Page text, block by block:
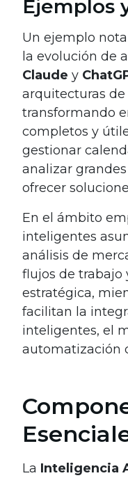
Ejemplos
Un ejemplo
la evolución de
Claude y
arquitecturas de
transformando
completos y
gestionar
analizar
ofrecer
En el ámbito
inteligentes
análisis de
flujos de trabajo
estratégica,
facilitan la
inteligentes, el
automatización
La Inteligencia